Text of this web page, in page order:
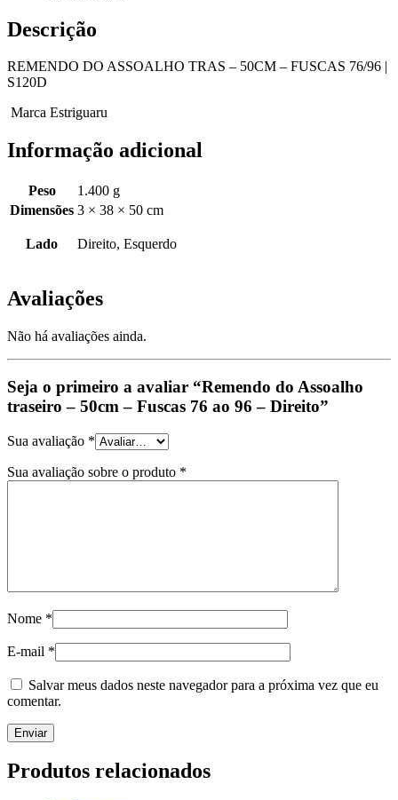
Descrição
REMENDO DO ASSOALHO TRAS – 50CM – FUSCAS 76/96 |
S120D
Marca Estriguaru
Informação adicional
Peso
1.400 g
Dimensões 3 × 38 × 50 cm
Lado Direito, Esquerdo
Avaliações
Não há avaliações ainda.
Seja o primeiro a avaliar “Remendo do Assoalho
traseiro – 50cm – Fuscas 76 ao 96 – Direito”
Sua avaliação *
Sua avaliação sobre o produto *
Nome *
E-mail *
Salvar meus dados neste navegador para a próxima vez que eu
comentar.
Produtos relacionados